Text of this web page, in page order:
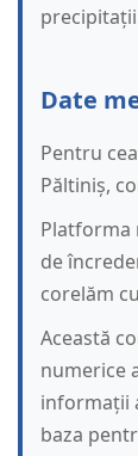
Date
Pentru
Păltiniș,
Platforma
de
corelăm
Această
numerice
informații
baza